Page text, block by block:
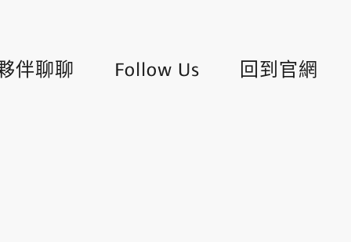
伴聊聊 Follow Us 回到官網